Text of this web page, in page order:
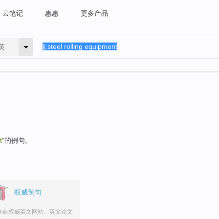
云笔记 惠惠 更多产品
"的例句。
权威例句
自权威英文网站、英文论文